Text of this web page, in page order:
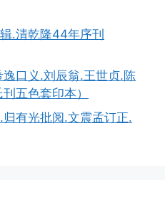
.清乾隆44年序刊
口义.刘辰翁.王世贞.陈
五色套印本）
有光批阅.文震孟订正.